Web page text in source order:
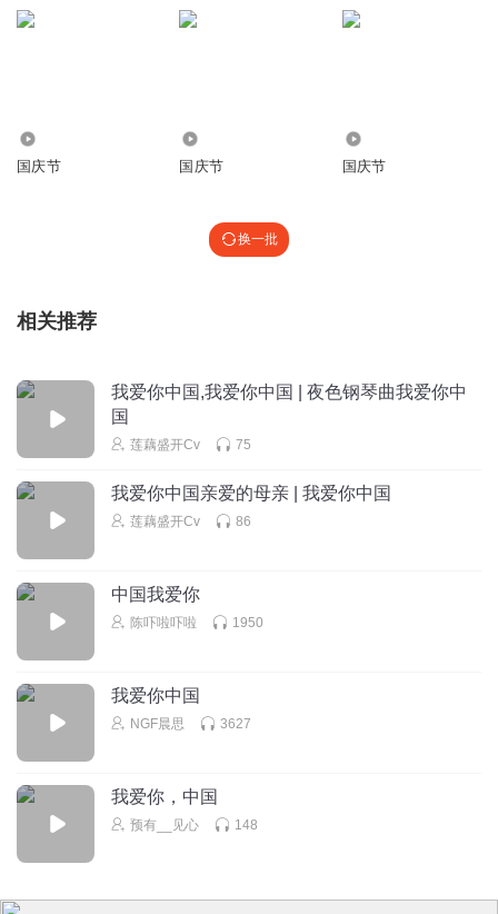
国庆节 国庆节 国庆节
换一批
相关推荐
我爱你中国,我爱你中国 | 夜色钢琴曲我爱你中
国
莲藕盛开Cv 75
我爱你中国亲爱的母亲 | 我爱你中国
莲藕盛开Cv 86
中国我爱你
陈吓啦吓啦 1950
我爱你中国
NGF晨思 3627
我爱你，中国
预有__见心 148